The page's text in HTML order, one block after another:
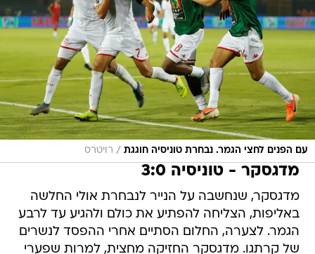
עם הפנים לחצי הגמר. נבחרת טוניסיה חוגגת / רויטרס
מדגסקר - טוניסיה 3:0
מדגסקר, שנחשבה על הנייר לנבחרת אולי החלשה
באליפות, הצליחה להפתיע את כולם ולהגיע עד לרבע
הגמר. לצערה, החלום הסתיים אחרי ההפסד לנשרים
של קרתגו. מדגסקר החזיקה מחצית, למרות שפערי